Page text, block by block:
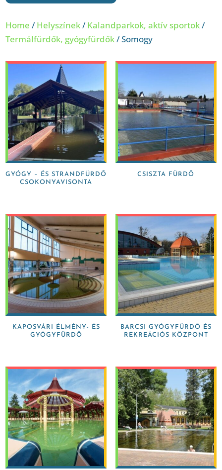
Home / Helyszínek/ Kalandparkok, aktív sportok/
Termálfürdők, gyógyfürdők/ Somogy
GYÓGY – ÉS STRANDFÜRDŐ
CSOKONYAVISONTA
CSISZTA FÜRDŐ
KAPOSVÁRI ÉLMÉNY- ÉS
GYÓGYFÜRDŐ
BARCSI GYÓGYFÜRDŐ ÉS
REKREÁCIÓS KÖZPONT